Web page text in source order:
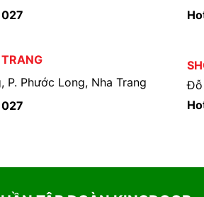
P. Phước Long, Nha Trang
Đỗ